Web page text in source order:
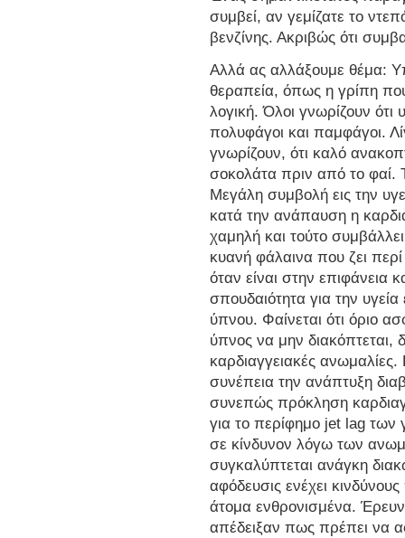
συμβεί, αν γεμίζατε το
βενζίνης. Ακριβώς ότι
Αλλά ας αλλάξουμε θέμα:
θεραπεία, όπως η γρίπη
λογική. Όλοι γνωρίζουν
πολυφάγοι και παμφάγοι.
γνωρίζουν, ότι καλό
σοκολάτα πριν από το φαί.
Mεγάλη συμβολή εις την
κατά την ανάπαυση η
χαμηλή και τούτο
κυανή φάλαινα που ζει
όταν είναι στην επιφάνεια
σπουδαιότητα για την υγεία
ύπνου. Φαίνεται ότι όριο
ύπνος να μην διακόπτεται,
καρδιαγγειακές
συνέπεια την ανάπτυξη
συνεπώς πρόκληση
για το περίφημο jet lag των
σε κίνδυνον λόγω των
συγκαλύπτεται ανάγκη
αφόδευσις ενέχει
άτομα ενθρονισμένα.
απέδειξαν πως πρέπει να